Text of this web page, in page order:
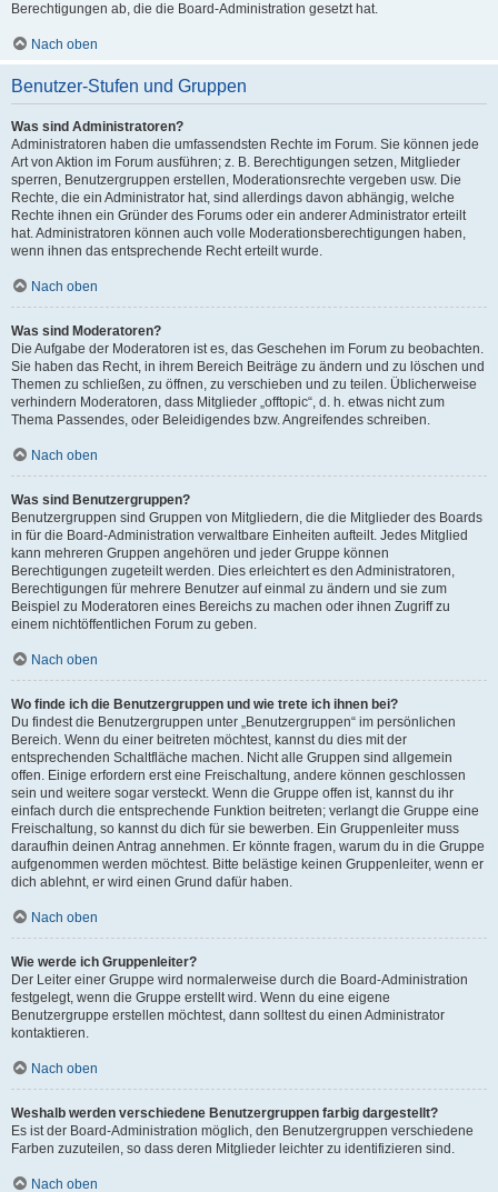
Berechtigungen ab, die die Board-Administration gesetzt hat.
Nach oben
Benutzer-Stufen und Gruppen
Was sind Administratoren?
Administratoren haben die umfassendsten Rechte im Forum. Sie können jede
Art von Aktion im Forum ausführen; z. B. Berechtigungen setzen, Mitglieder
sperren, Benutzergruppen erstellen, Moderationsrechte vergeben usw. Die
Rechte, die ein Administrator hat, sind allerdings davon abhängig, welche
Rechte ihnen ein Gründer des Forums oder ein anderer Administrator erteilt
hat. Administratoren können auch volle Moderationsberechtigungen haben,
wenn ihnen das entsprechende Recht erteilt wurde.
Nach oben
Was sind Moderatoren?
Die Aufgabe der Moderatoren ist es, das Geschehen im Forum zu beobachten.
Sie haben das Recht, in ihrem Bereich Beiträge zu ändern und zu löschen und
Themen zu schließen, zu öffnen, zu verschieben und zu teilen. Üblicherweise
verhindern Moderatoren, dass Mitglieder „offtopic“, d. h. etwas nicht zum
Thema Passendes, oder Beleidigendes bzw. Angreifendes schreiben.
Nach oben
Was sind Benutzergruppen?
Benutzergruppen sind Gruppen von Mitgliedern, die die Mitglieder des Boards
in für die Board-Administration verwaltbare Einheiten aufteilt. Jedes Mitglied
kann mehreren Gruppen angehören und jeder Gruppe können
Berechtigungen zugeteilt werden. Dies erleichtert es den Administratoren,
Berechtigungen für mehrere Benutzer auf einmal zu ändern und sie zum
Beispiel zu Moderatoren eines Bereichs zu machen oder ihnen Zugriff zu
einem nichtöffentlichen Forum zu geben.
Nach oben
Wo finde ich die Benutzergruppen und wie trete ich ihnen bei?
Du findest die Benutzergruppen unter „Benutzergruppen“ im persönlichen
Bereich. Wenn du einer beitreten möchtest, kannst du dies mit der
entsprechenden Schaltfläche machen. Nicht alle Gruppen sind allgemein
offen. Einige erfordern erst eine Freischaltung, andere können geschlossen
sein und weitere sogar versteckt. Wenn die Gruppe offen ist, kannst du ihr
einfach durch die entsprechende Funktion beitreten; verlangt die Gruppe eine
Freischaltung, so kannst du dich für sie bewerben. Ein Gruppenleiter muss
daraufhin deinen Antrag annehmen. Er könnte fragen, warum du in die Gruppe
aufgenommen werden möchtest. Bitte belästige keinen Gruppenleiter, wenn er
dich ablehnt, er wird einen Grund dafür haben.
Nach oben
Wie werde ich Gruppenleiter?
Der Leiter einer Gruppe wird normalerweise durch die Board-Administration
festgelegt, wenn die Gruppe erstellt wird. Wenn du eine eigene
Benutzergruppe erstellen möchtest, dann solltest du einen Administrator
kontaktieren.
Nach oben
Weshalb werden verschiedene Benutzergruppen farbig dargestellt?
Es ist der Board-Administration möglich, den Benutzergruppen verschiedene
Farben zuzuteilen, so dass deren Mitglieder leichter zu identifizieren sind.
Nach oben